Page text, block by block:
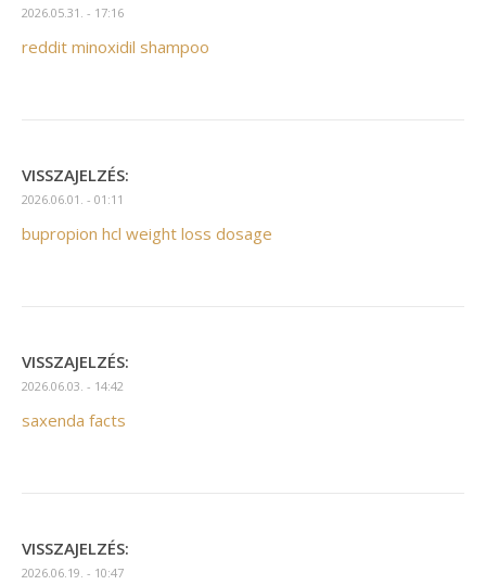
2026.05.31. - 17:16
reddit minoxidil shampoo
VISSZAJELZÉS:
2026.06.01. - 01:11
bupropion hcl weight loss dosage
VISSZAJELZÉS:
2026.06.03. - 14:42
saxenda facts
VISSZAJELZÉS:
2026.06.19. - 10:47